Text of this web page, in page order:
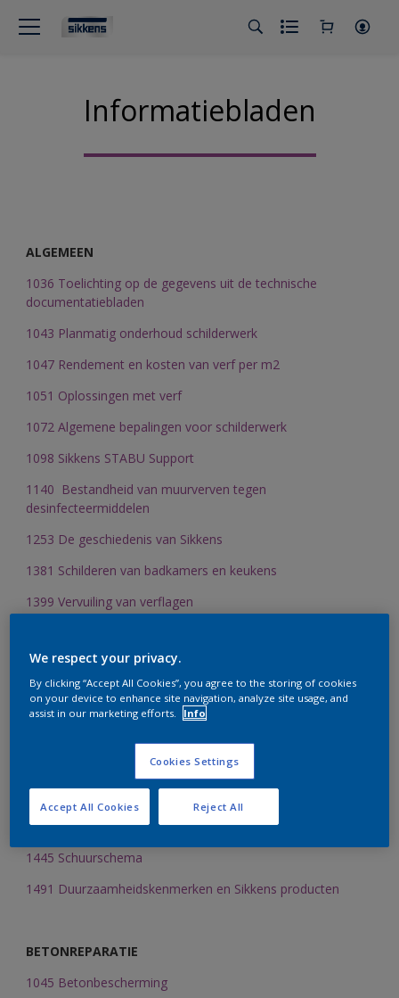
Informatiebladen
ALGEMEEN
1036 Toelichting op de gegevens uit de technische
documentatiebladen
1043 Planmatig onderhoud schilderwerk
1047 Rendement en kosten van verf per m2
1051 Oplossingen met verf
1072 Algemene bepalingen voor schilderwerk
1098 Sikkens STABU Support
1140 Bestandheid van muurverven tegen
desinfecteermiddelen
1253 De geschiedenis van Sikkens
1381 Schilderen van badkamers en keukens
1399 Vervuiling van verflagen
1419 Invloed van reinigen op de duurzaamheid van het
verfsysteem
1428 V erspuiten van Sikkens muurverf producten
1429 Reinigbaarheid en schrobvastheid van
1430 Schilderen van monumenten
1442 Gebruik van watergedragen Sikkens lakken binnen
1445 Schuurschema
1491 Duurzaamheidskenmerken en Sikkens producten
BETONREPARATIE
1045 Betonbescherming
We respect your privacy.
By clicking “Accept All Cookies”, you agree to the storing of cookies
on your device to enhance site navigation, analyze site usage, and
assist in our marketing efforts.
Info
Cookies Settings
Reject All
Accept All Cookies